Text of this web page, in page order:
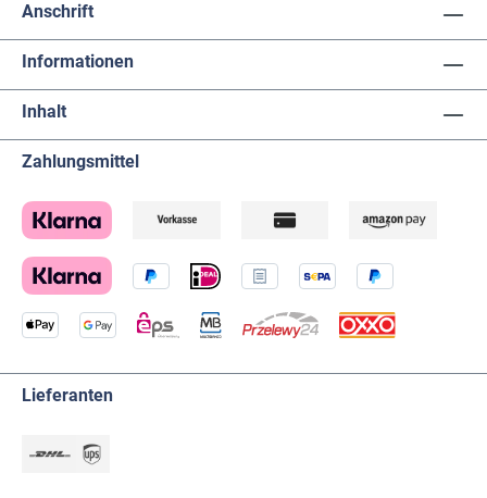
Anschrift
Informationen
Inhalt
Zahlungsmittel
Lieferanten